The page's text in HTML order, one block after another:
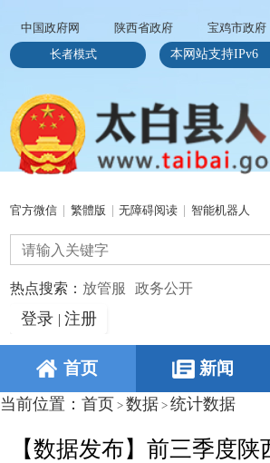
中国政府网 陕西省政府
宝鸡市政府
长者模式
本网站支持IPv6
官方微信 繁體版 无障碍阅读 智能机器人
热点搜索： 放管服 政务公开
登录 注册
首页 新闻
当前位置： 首页 > 数据 > 统计数据
【数据发布】前三季度